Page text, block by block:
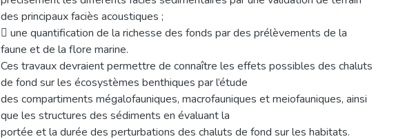
des principaux faciès acoustiques ;
 une quantification de la richesse des fonds par des prélèvements de la
faune et de la flore marine.
Ces travaux devraient permettre de connaître les effets possibles des chaluts
de fond sur les écosystèmes benthiques par l’étude
des compartiments mégalofauniques, macrofauniques et meiofauniques, ainsi
que les structures des sédiments en évaluant la
portée et la durée des perturbations des chaluts de fond sur les habitats.